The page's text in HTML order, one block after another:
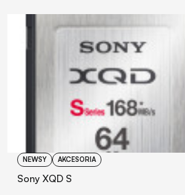
NEWSY AKCESORIA
Sony XQD S